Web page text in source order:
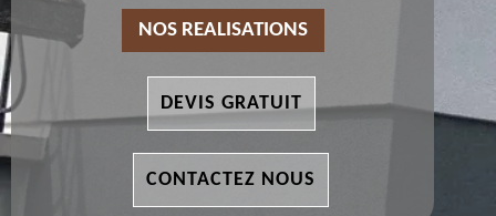
NOS REALISATIONS
DEVIS GRATUIT
CONTACTEZ NOUS